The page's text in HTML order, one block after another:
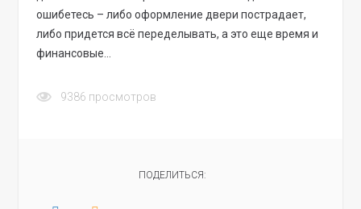
ошибетесь – либо оформление двери пострадает,
либо придется всё переделывать, а это еще время и
финансовые…
9386 просмотров
ПОДЕЛИТЬСЯ: